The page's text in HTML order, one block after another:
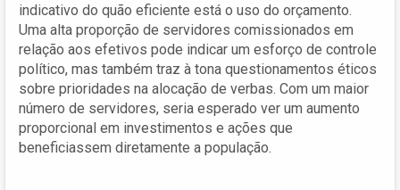
indicativo do quão eficiente está o uso do orçamento.
Uma alta proporção de servidores comissionados em
relação aos efetivos pode indicar um esforço de controle
político, mas também traz à tona questionamentos éticos
sobre prioridades na alocação de verbas. Com um maior
número de servidores, seria esperado ver um aumento
proporcional em investimentos e ações que
beneficiassem diretamente a população.